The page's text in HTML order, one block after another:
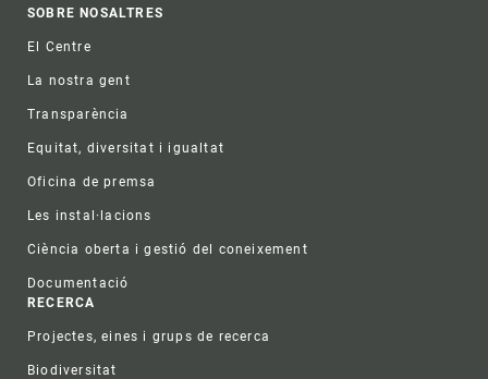
Footer
SOBRE NOSALTRES
El Centre
La nostra gent
Transparència
Equitat, diversitat i igualtat
Oficina de premsa
Les instal·lacions
Ciència oberta i gestió del coneixement
Documentació
RECERCA
Projectes, eines i grups de recerca
Biodiversitat